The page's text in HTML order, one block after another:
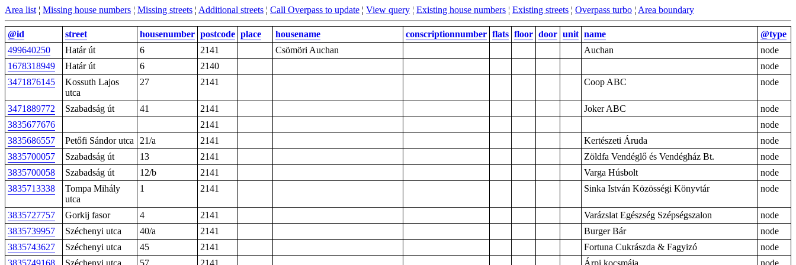
Area list ¦ Missing house numbers ¦ Missing streets ¦ Additional streets ¦ Call Overpass to update ¦ View query ¦ Existing house numbers ¦ Existing streets ¦ Overpass turbo ¦ Area boundary
@id street housenumber postcode place housename conscriptionnumber flats floor door unit name
@type
499640250
Határ út 6 2141 Csömöri Auchan Auchan
node
1678318949
Határ út 6 2140
node
3471876145
Kossuth Lajos
utca
27 2141 Coop ABC node
3471889772 Szabadság út 41 2141 Joker ABC
node
3835677676
2141
node
3835686557
Petőfi Sándor utca 21/a 2141 Kertészeti Áruda
node
3835700057
Szabadság út 13 2141 Zöldfa Vendéglő és Vendégház Bt.
node
3835700058
Szabadság út 12/b 2141 Varga Húsbolt
node
3835713338
Tompa Mihály
utca
1 2141 Sinka István Közösségi Könyvtár node
3835727757 Gorkij fasor 4 2141 Varázslat Egészség Szépségszalon
node
3835739957
Széchenyi utca 40/a 2141 Burger Bár
node
3835743627
Széchenyi utca 45 2141 Fortuna Cukrászda & Fagyizó
node
3835749168
Széchenyi utca 57 2141 Árpi kocsmája node